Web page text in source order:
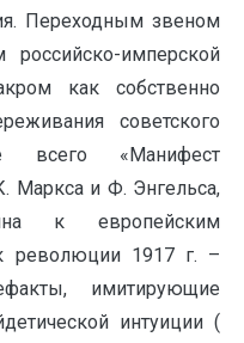
Переходным звеном
имперской
как собственно
советского
всего «Манифест
Маркса и Ф. Энгельса,
к европейским
революции 1917 г. –
имитирующие
интуиции (